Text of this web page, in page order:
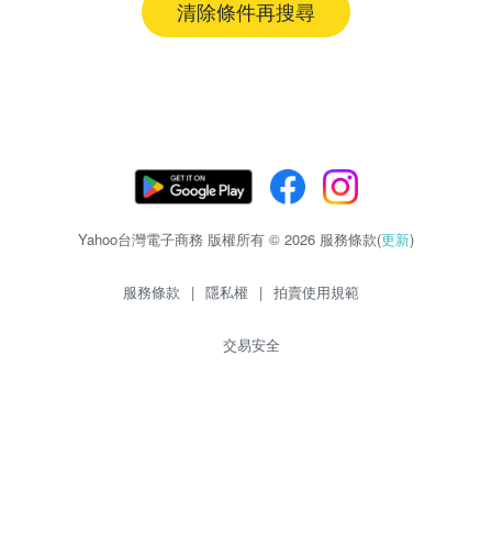
清除條件再搜尋
Yahoo台灣電子商務 版權所有 © 2026 服務條款(更新)
服務條款 | 隱私權 | 拍賣使用規範
交易安全